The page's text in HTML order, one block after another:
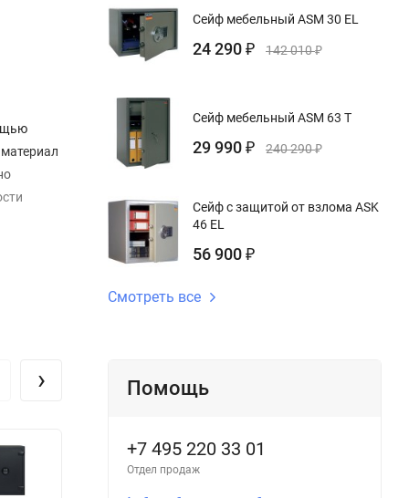
›
Сейф мебельный ASM 30 EL
24 290 ₽ 142 010₽
Сейф мебельный ASM 63 T
29 990 ₽ 240 290₽
Сейф с защитой от взлома ASK
46 EL
56 900 ₽
Смотреть все
Помощь
+7 495 220 33 01
Отдел продаж